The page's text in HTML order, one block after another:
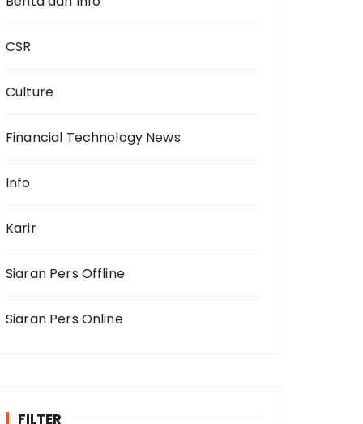
CSR
Culture
Financial Technology News
Info
Karir
Siaran Pers Offline
Siaran Pers Online
FILTER